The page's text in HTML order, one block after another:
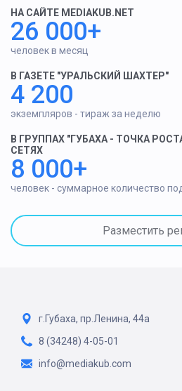
НА САЙТЕ MEDIAKUB.NET
26 000+
человек в месяц
В ГАЗЕТЕ "УРАЛЬСКИЙ ШАХТЕР"
4 200
экземпляров - тираж за неделю
В ГРУППАХ "ГУБАХА - ТОЧКА
СЕТЯХ
8 000+
человек - суммарное количество
Разместить
г.Губаха, пр.Ленина, 44а
8 (34248) 4-05-01
info@mediakub.com